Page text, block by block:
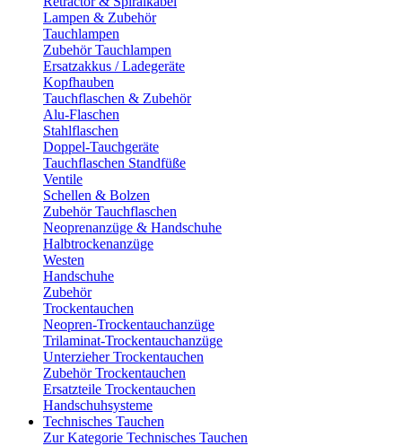
Lampen & Zubehör
Tauchlampen
Zubehör Tauchlampen
Ersatzakkus / Ladegeräte
Kopfhauben
Tauchflaschen & Zubehör
Alu-Flaschen
Stahlflaschen
Doppel-Tauchgeräte
Tauchflaschen Standfüße
Ventile
Schellen & Bolzen
Zubehör Tauchflaschen
Neoprenanzüge & Handschuhe
Halbtrockenanzüge
Westen
Handschuhe
Zubehör
Trockentauchen
Neopren-Trockentauchanzüge
Trilaminat-Trockentauchanzüge
Unterzieher Trockentauchen
Zubehör Trockentauchen
Ersatzteile Trockentauchen
Handschuhsysteme
Technisches Tauchen
Zur Kategorie Technisches Tauchen